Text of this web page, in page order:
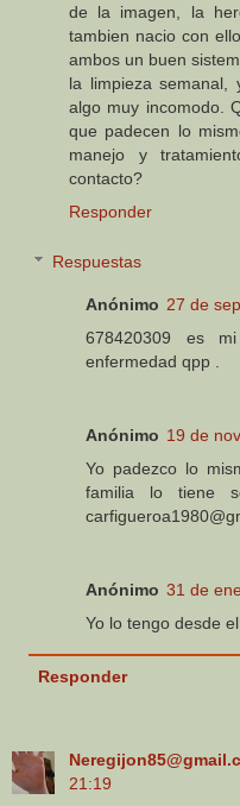
de la imagen, la
tambien nacio con
ambos un buen
la limpieza semanal,
algo muy incomodo.
que padecen lo
manejo y
contacto?
Responder
Respuestas
Anónimo 27 de
678420309 es
enfermedad qpp .
Anónimo 19 de
Yo padezco lo
familia lo tiene
Anónimo 31 de
Yo lo tengo desde
Responder
21:19